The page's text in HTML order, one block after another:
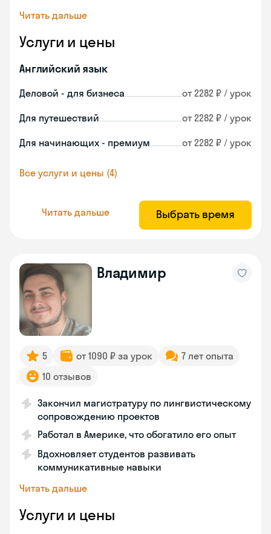
Читать дальше
Услуги и цены
Английский язык
Деловой - для бизнеса от 2282 ₽ / урок
Для путешествий от 2282 ₽ / урок
Для начинающих - премиум от 2282 ₽ / урок
Все услуги и цены (4)
Читать дальше Выбрать время
Владимир
5 от 1090 ₽ за урок
7 лет опыта
10 отзывов
Закончил магистратуру по лингвистическому
сопровождению проектов
Работал в Америке, что обогатило его опыт
Вдохновляет студентов развивать
коммуникативные навыки
Читать дальше
Услуги и цены